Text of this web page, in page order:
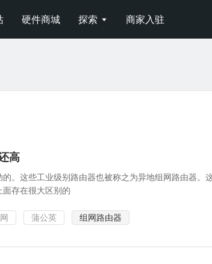
硬件商城 探索  商家入驻
高
。这些工业级别路由器也被称之为异地组网路由器。
存在很大区别的
蒲公英 组网路由器